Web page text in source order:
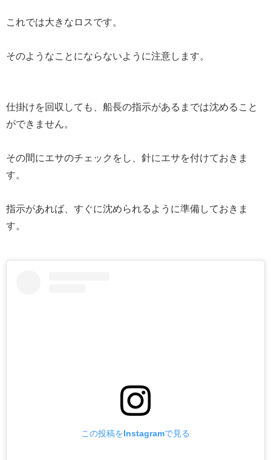
これでは大きなロスです。
そのようなことにならないように注意します。
仕掛けを回収しても、船長の指示があるまでは沈めること
ができません。
その間にエサのチェックをし、針にエサを付けておきま
す。
指示があれば、すぐに沈められるように準備しておきま
す。
この投稿をInstagramで見る